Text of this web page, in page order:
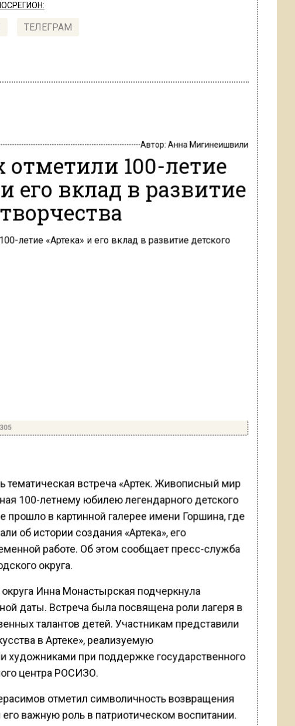
ТЕЛЕГРАМ
Автор: Анна Мигинеишвили
100-летие
его вклад в развитие
тематическая встреча «Артек. Живописный мир
100-летнему юбилею легендарного детского
прошло в картинной галерее имени Горшина, где
об истории создания «Артека», его
работе. Об этом сообщает пресс-служба
округа.
округа Инна Монастырская подчеркнула
даты. Встреча была посвящена роли лагеря в
талантов детей. Участникам представили
в Артеке», реализуемую
художниками при поддержке государственного
центра РОСИЗО.
отметил символичность возвращения
его важную роль в патриотическом воспитании.